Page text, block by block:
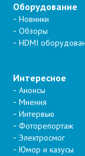
Оборудование
Новинки
Обзоры
HDMI
Интересное
Анонсы
Мнения
Интервью
Фоторепортаж
Электросмог
Юмор и казусы